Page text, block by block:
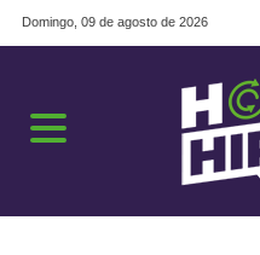
Domingo, 09 de agosto de 2026